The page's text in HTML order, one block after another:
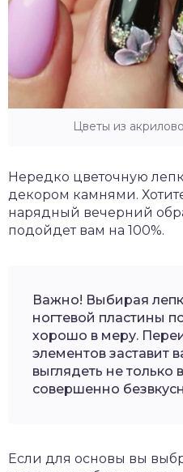
Цветы из
Нередко цветочную
декором камнями.
нарядный вечерний
подойдет вам на 100%.
Важно! Выбирая
ногтевой пластины
хорошо в меру.
элементов заставит
выглядеть не только
совершенно
Если для основы вы